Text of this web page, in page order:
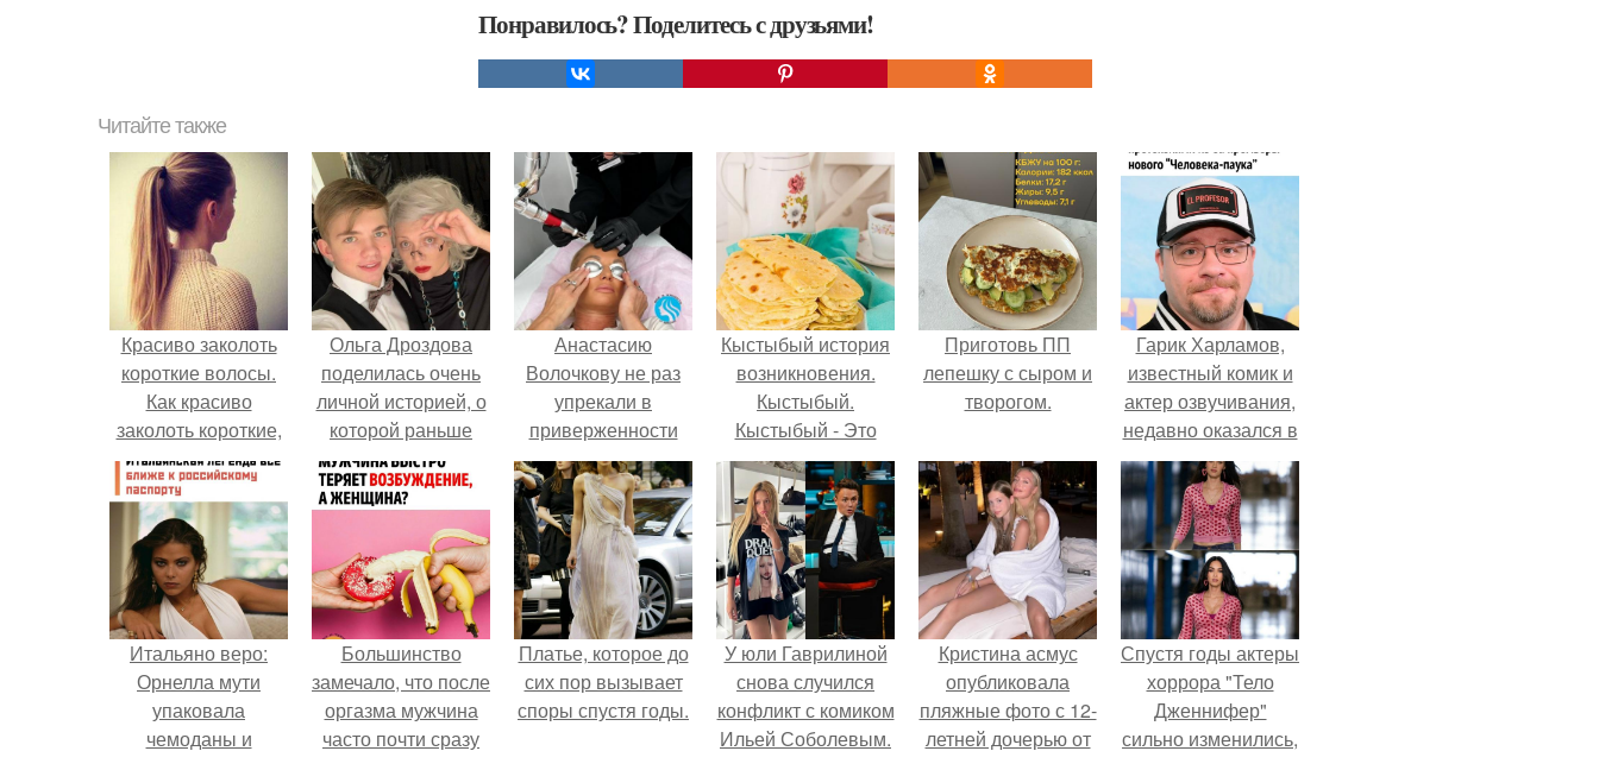
Понравилось? Поделитесь с друзьями!
Читайте также
Красиво заколоть
короткие волосы.
Как красиво
заколоть короткие,
средние и длинные
волосы
Ольга Дроздова
поделилась очень
личной историей, о
которой раньше
почти не говорила.
Анастасию
Волочкову не раз
упрекали в
приверженности
устаревшим бьюти -
процедурам.
Кыстыбый история
возникновения.
Кыстыбый.
Кыстыбый - Это
национальное
татарское блюдо, и
каждая Татарочка
знает, как его
приготовить.
Приготовь ПП
лепешку с сыром и
творогом.
Гарик Харламов,
известный комик и
актер озвучивания,
недавно оказался в
центре внимания
из-за своей работы
над озвучкой
мультфильма про
колобка.
Итальяно веро:
Орнелла мути
упаковала
чемоданы и
Большинство
замечало, что после
оргазма мужчина
часто почти сразу
Платье, которое до
сих пор вызывает
споры спустя годы.
У юли Гаврилиной
снова случился
конфликт с комиком
Ильей Соболевым.
Кристина асмус
опубликовала
пляжные фото с 12-
летней дочерью от
Спустя годы актеры
хоррора "Тело
Дженнифер"
сильно изменились,